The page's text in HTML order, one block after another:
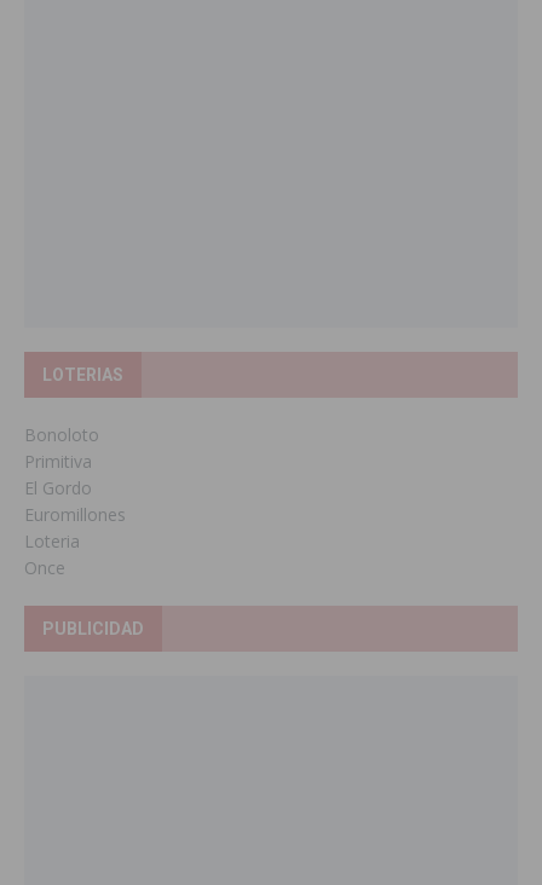
LOTERIAS
Bonoloto
Primitiva
El Gordo
Euromillones
Loteria
Once
PUBLICIDAD